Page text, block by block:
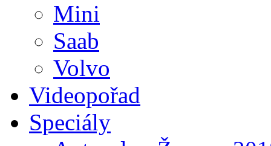
Mini
Saab
Volvo
Videopořad
Speciály